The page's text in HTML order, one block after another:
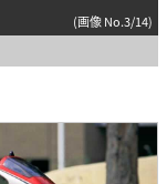
(画像 No.3/14)